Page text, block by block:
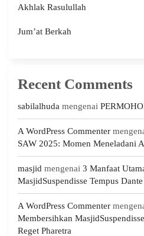
Akhlak Rasulullah
Jum’at Berkah
Recent Comments
sabilalhuda mengenai
A WordPress Commenter
SAW 2025: Momen Meneladani
masjid mengenai 3 Manfaat
MasjidSuspendisse Tempus
A WordPress Commenter
Membersihkan
Reget Pharetra